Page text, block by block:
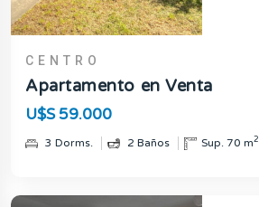
CENTRO
Apartamento en Venta
U$S 59.000
3 Dorms. 2 Baños Sup. 70 m2